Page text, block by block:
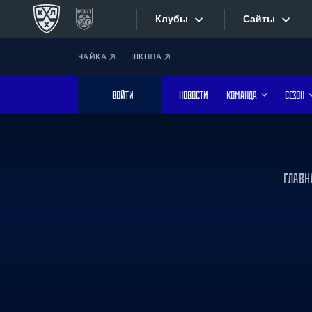
Клубы
Дивизион Боброва
Лада
Сайты
ЧАЙКА ШКОЛА
ВОЙТИ НОВОСТИ КОМАНДА СЕЗОН